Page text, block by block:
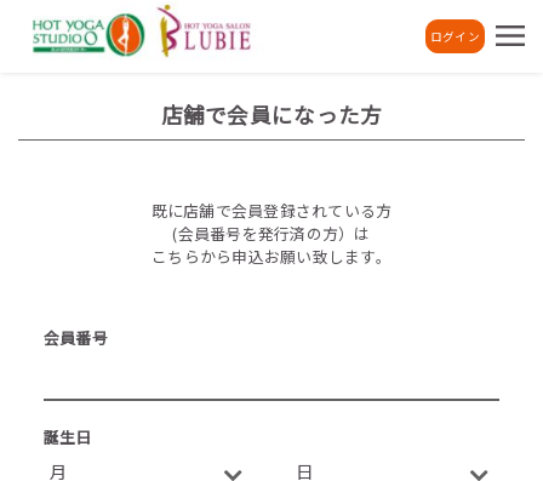
ログイン
店舗で会員になった方
既に店舗で会員登録されている方
(会員番号を発行済の方）は
こちらから申込お願い致します。
会員番号
誕生日